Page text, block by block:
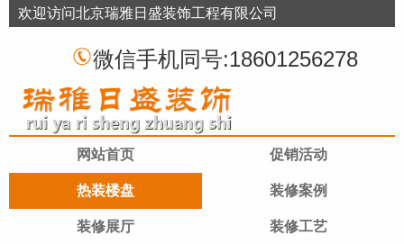
欢迎访问北京瑞雅日盛装饰工程有限公司
微信手机同号:18601256278
网站首页 促销活动
热装楼盘 装修案例
装修展厅 装修工艺